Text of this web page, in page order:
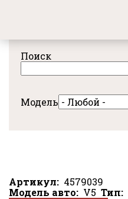
содержанию
Поиск
Модель
Артикул
4579039
Модель авто
V5 Тип